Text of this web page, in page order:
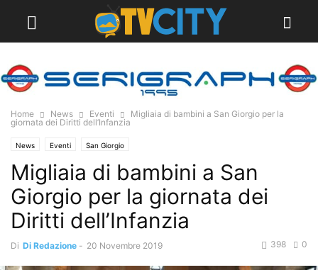
Home News Eventi
Migliaia di bambini a San Giorgio per la
giornata dei Diritti dell’Infanzia
News Eventi San Giorgio
Migliaia di bambini a San
Giorgio per la giornata dei
Diritti dell’Infanzia
Di Di Redazione - 20 Novembre 2019 0
398